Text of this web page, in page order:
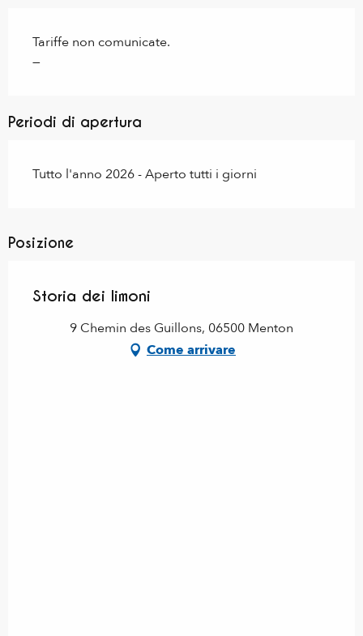
Tariffe non comunicate.
—
Periodi di apertura
Tutto l'anno 2026 - Aperto tutti i giorni
Posizione
Storia dei limoni
9 Chemin des Guillons, 06500 Menton
Come arrivare